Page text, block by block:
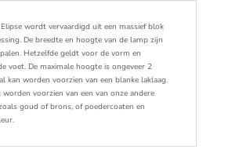
wordt vervaardigd uit een massief blok
De breedte en hoogte van de lamp zijn
Hetzelfde geldt voor de vorm en
voet. De maximale hoogte is ongeveer 2
kan worden voorzien van een blanke laklaag.
voorzien van een van onze andere
goud of brons, of poedercoaten en